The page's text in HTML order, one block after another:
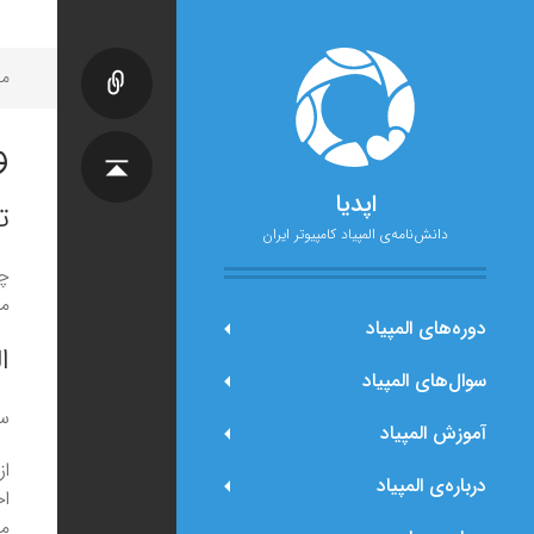
اپدیا
دانش‌نامه‌ی المپیاد کامپیوتر ایران
دوره‌های المپیاد
سوال‌های المپیاد
آموزش المپیاد
درباره‌ی المپیاد